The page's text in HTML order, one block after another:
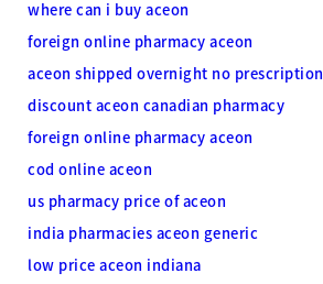
where can i buy aceon
foreign online pharmacy aceon
aceon shipped overnight no prescription
discount aceon canadian pharmacy
foreign online pharmacy aceon
cod online aceon
us pharmacy price of aceon
india pharmacies aceon generic
low price aceon indiana